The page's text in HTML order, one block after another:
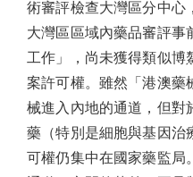
術審評檢查大灣區分中心
大灣區區域內藥品審評事
工作」，尚未獲得類似博
案許可權。雖然「港澳藥
械進入內地的通道，但對
藥（特別是細胞與基因治
可權仍集中在國家藥監局